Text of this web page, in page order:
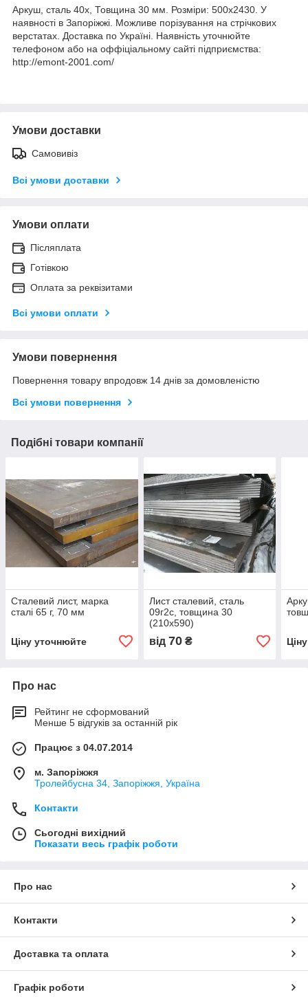
Аркуш, сталь 40х, Товщина 30 мм. Розміри: 500х2430. У
наявності в Запоріжжі. Можливе порізування на стрічкових
верстатах. Доставка по Україні. Наявність уточнюйте
телефоном або на оффіціальному сайті підприємства:
http://emont-2001.com/
Умови доставки
Самовивіз
Всі умови доставки
Умови оплати
Післяплата
Готівкою
Оплата за реквізитами
Всі умови оплати
Умови повернення
Повернення товару впродовж 14 днів за домовленістю
Всі умови повернення
Подібні товари компанії
Сталевий лист, марка
сталі 65 г, 70 мм
Ціну уточнюйте
Лист сталевий, сталь
09г2с, товщина 30
(210х590)
від 70₴
Про нас
Рейтинг не сформований
Менше 5 відгуків за останній рік
Працює з 04.07.2014
м. Запоріжжя
Тролейбусна 34, Запоріжжя, Україна
Контакти
Сьогодні вихідний
Показати весь графік роботи
Про нас
Контакти
Доставка та оплата
Графік роботи